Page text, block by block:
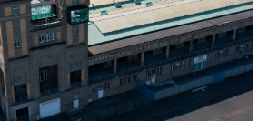
et la sécurité du port et des
du pouvoir
et de police.